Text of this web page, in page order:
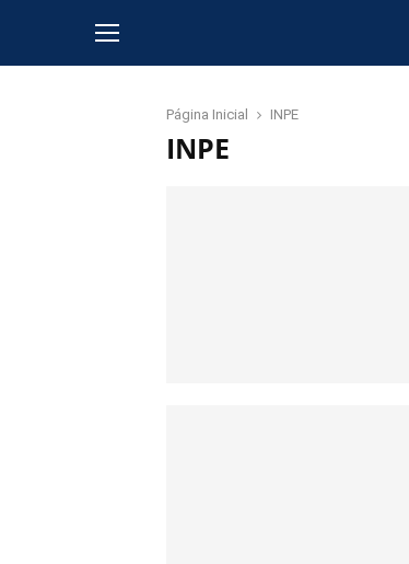
Página Inicial INPE
INPE